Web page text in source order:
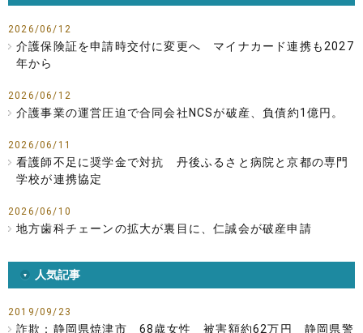
2026/06/12
介護保険証を申請時交付に変更へ マイナカード連携も2027
年から
2026/06/12
介護事業の運営圧迫で合同会社NCSが破産、負債約1億円。
2026/06/11
看護師不足に奨学金で対抗 丹後ふるさと病院と京都の専門
学校が連携協定
2026/06/10
地方歯科チェーンの拡大が裏目に、仁誠会が破産申請
人気記事
2019/09/23
詐欺：静岡県焼津市 68歳女性 被害額約62万円 静岡県警